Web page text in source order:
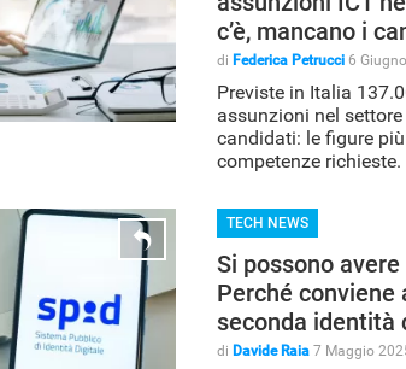
c’è, mancano i
di Federica Petrucci 6
Previste in Italia
assunzioni nel
candidati: le figure
competenze richieste.
TECH NEWS
Si possono avere
Perché conviene
seconda identità
di Davide Raia 7 Maggio